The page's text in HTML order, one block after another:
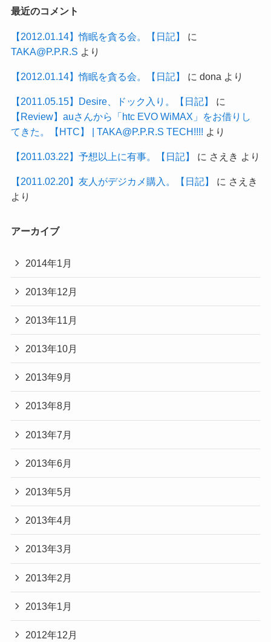
最近のコメント
【2012.01.14】惰眠を貪る会。【日記】
に
TAKA@P.P.R.S より
【2012.01.14】惰眠を貪る会。【日記】 に dona より
【2011.05.15】Desire、ドック入り。【日記】
に
【Review】auさんから「htc EVO WiMAX」をお借りし
てきた。【HTC】 | TAKA@P.P.R.S TECH!!!! より
【2011.03.22】予想以上に有事。【日記】 に さえき より
【2011.02.20】友人がデジカメ購入。【日記】 に さえき
より
アーカイブ
2014年1月
2013年12月
2013年11月
2013年10月
2013年9月
2013年8月
2013年7月
2013年6月
2013年5月
2013年4月
2013年3月
2013年2月
2013年1月
2012年12月